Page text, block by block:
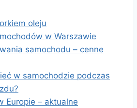
oleju
w Warszawie
samochodu – cenne
w samochodzie podczas
Europie – aktualne